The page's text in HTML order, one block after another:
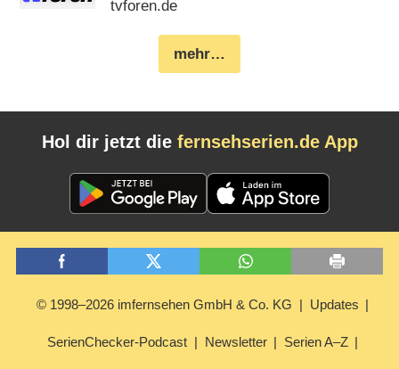
tvforen.de
mehr…
Hol dir jetzt die fernsehserien.de App
© 1998–2026 imfernsehen GmbH & Co. KG Updates
SerienChecker-Podcast Newsletter Serien A–Z